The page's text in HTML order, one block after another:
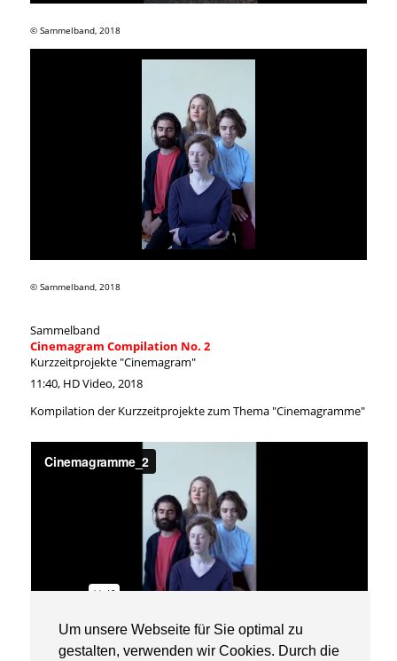
Um unsere Webseite für Sie optimal zu
gestalten, verwenden wir Cookies. Durch die
© Sammelband, 2018
© Sammelband, 2018
Sammelband
Cinemagram Compilation No. 2
Kurzzeitprojekte "Cinemagram"
11:40, HD Video, 2018
Kompilation der Kurzzeitprojekte zum Thema "Cinemagramme"
© Sammelband, 2018